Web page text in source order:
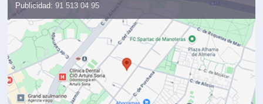
Publicidad: 91 513 04 95